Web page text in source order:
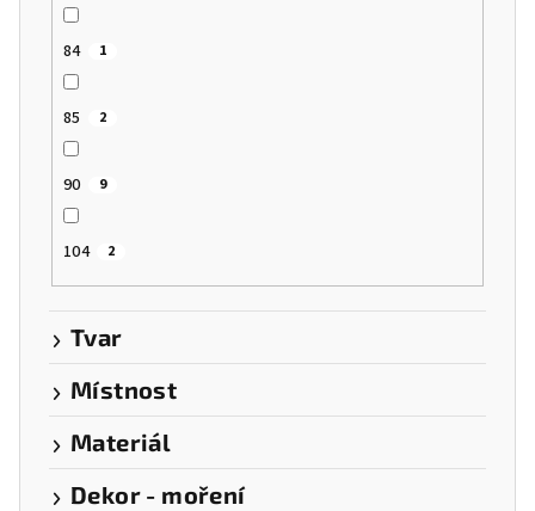
84 1
85 2
90 9
104 2
Tvar
Místnost
Materiál
Dekor - moření